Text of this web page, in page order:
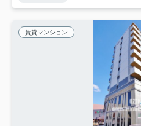
賃貸マンション